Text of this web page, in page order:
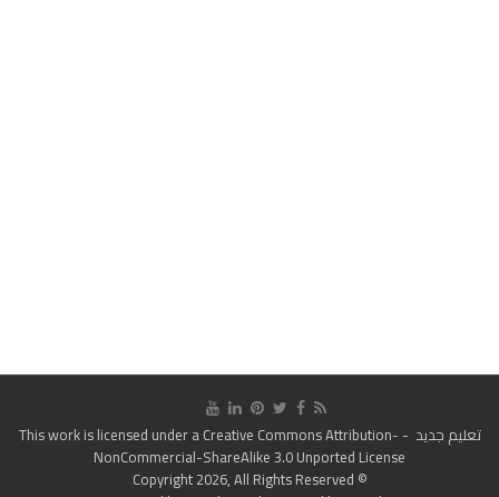
تعليم جديد - This work is licensed under a
Creative Commons Attribution-
NonCommercial-ShareAlike 3.0 Unported License
© Copyright 2026, All Rights Reserved